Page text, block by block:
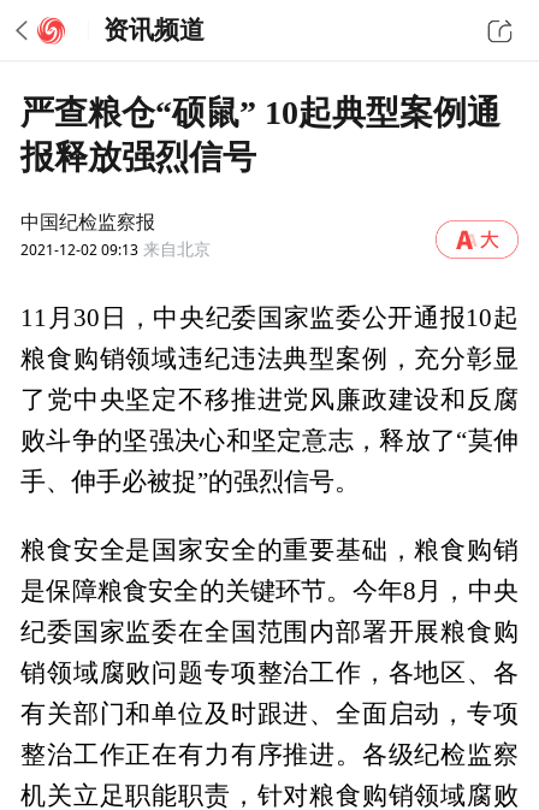
资讯频道
严查粮仓“硕鼠” 10起典型案例通
报释放强烈信号
中国纪检监察报
2021-12-02 09:13 来自北京
11月30日，中央纪委国家监委公开通报10起
粮食购销领域违纪违法典型案例，充分彰显
了党中央坚定不移推进党风廉政建设和反腐
败斗争的坚强决心和坚定意志，释放了“莫伸
手、伸手必被捉”的强烈信号。
粮食安全是国家安全的重要基础，粮食购销
是保障粮食安全的关键环节。今年8月，中央
纪委国家监委在全国范围内部署开展粮食购
销领域腐败问题专项整治工作，各地区、各
有关部门和单位及时跟进、全面启动，专项
整治工作正在有力有序推进。各级纪检监察
机关立足职能职责，针对粮食购销领域腐败